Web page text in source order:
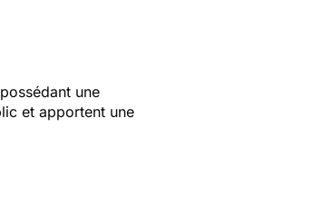
une
et apportent une